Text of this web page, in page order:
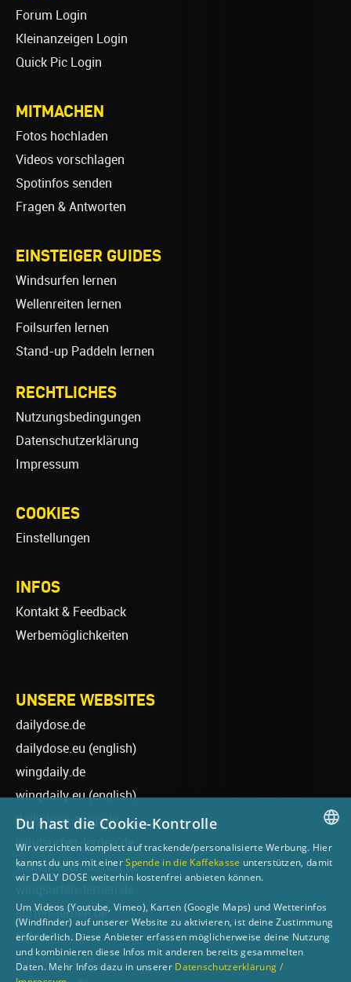
Forum Login
Kleinanzeigen Login
Quick Pic Login
MITMACHEN
Fotos hochladen
Videos vorschlagen
Spotinfos senden
Fragen & Antworten
EINSTEIGER GUIDES
Windsurfen lernen
Wellenreiten lernen
Foilsurfen lernen
Stand-up Paddeln lernen
RECHTLICHES
Nutzungsbedingungen
Datenschutzerklärung
Impressum
COOKIES
Einstellungen
INFOS
Kontakt & Feedback
Werbemöglichkeiten
UNSERE WEBSITES
dailydose.de
dailydose.eu (english)
wingdaily.de
wingdaily.eu(english)
dailydose-shop.de
windsurfen-lernen.de
wellenreiten-lernen.de
surfen-lernen.de
foilsurfen.de
sup-basics.de
GERMAN
Du hast die Cookie-Kontrolle
Wir verzichten komplett auf trackende/personalisierte Werbung. Hier
kannst du uns mit einerSpende in die Kaffekasse unterstützen, damit
wir DAILY DOSE weiterhin kostenfrei anbieten können.
Um Videos (Youtube, Vimeo), Karten (Google Maps) und Wetterinfos
(Windfinder) auf unserer Website zu aktivieren, ist deine Zustimmung
erforderlich. Diese Anbieter erfassen möglicherweise deine Nutzung
und kombinieren diese Infos mit anderen bereits gesammelten
Daten. Mehr Infos dazu in unserer Datenschutzerklärung /